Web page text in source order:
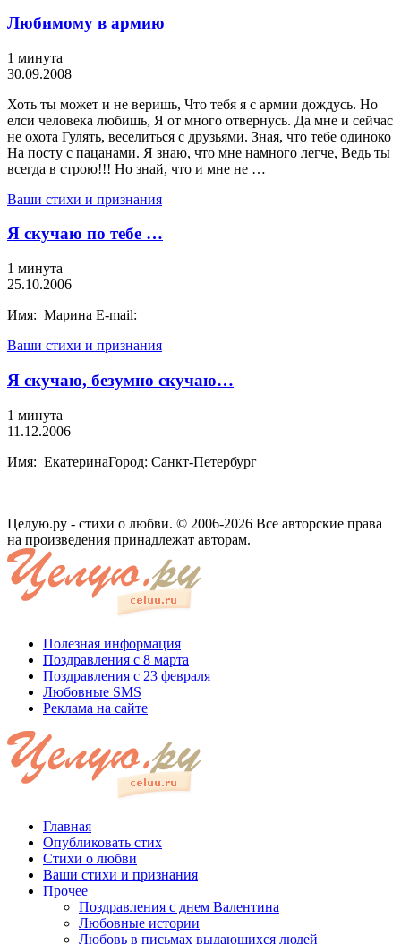
Любимому в армию
1 минута
30.09.2008
Хоть ты может и не веришь, Что тебя я с армии дождусь. Но
елси человека любишь, Я от много отвернусь. Да мне и сейчас
не охота Гулять, веселиться с друзьями. Зная, что тебе одиноко
На посту с пацанами. Я знаю, что мне намного легче, Ведь ты
всегда в строю!!! Но знай, что и мне не …
Ваши стихи и признания
Я скучаю по тебе …
1 минута
25.10.2006
Имя: Марина E-mail:
Ваши стихи и признания
Я скучаю, безумно скучаю…
1 минута
11.12.2006
Имя: ЕкатеринаГород: Санкт-Петербург
Целую.ру - стихи о любви. © 2006-2026 Все авторские права
на произведения принадлежат авторам.
Полезная информация
Поздравления с 8 марта
Поздравления с 23 февраля
Любовные SMS
Реклама на сайте
Главная
Опубликовать стих
Стихи о любви
Ваши стихи и признания
Прочее
Поздравления с днем Валентина
Любовные истории
Любовь в письмах выдающихся людей